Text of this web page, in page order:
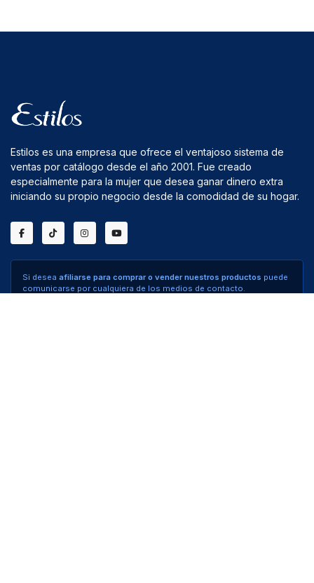
Estilos es una empresa que ofrece el ventajoso sistema de
ventas por catálogo desde el año 2001. Fue creado
especialmente para la mujer que desea ganar dinero extra
iniciando su propio negocio desde la comodidad de su hogar.
Si desea afiliarse para comprar o vender nuestros productos puede
comunicarse por cualquiera de los medios de contacto.